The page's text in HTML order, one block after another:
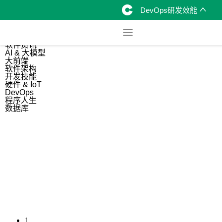
DevOps研发效能
软件资讯
AI & 大模型
大前端
软件架构
开发技能
硬件 & IoT
DevOps
程序人生
数据库
1